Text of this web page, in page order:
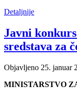
Detaljnije
Javni
sredstava za
Objavljeno 25. januar
MINISTARSTVO